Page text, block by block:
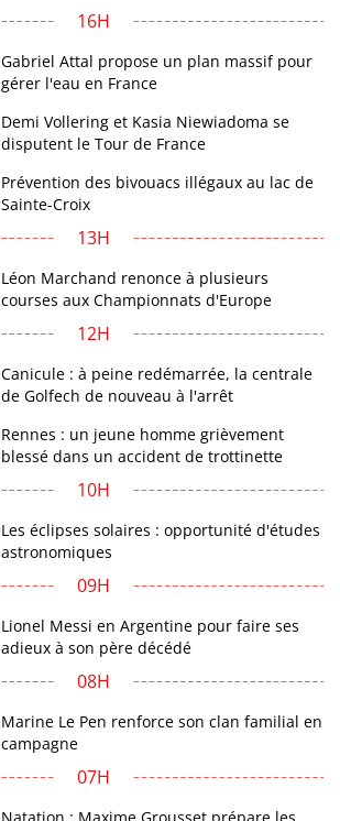
16H
Gabriel Attal propose un plan massif pour
gérer l'eau en France
Demi Vollering et Kasia Niewiadoma se
disputent le Tour de France
Prévention des bivouacs illégaux au lac de
Sainte-Croix
13H
Léon Marchand renonce à plusieurs
courses aux Championnats d'Europe
12H
Canicule : à peine redémarrée, la centrale
de Golfech de nouveau à l'arrêt
Rennes : un jeune homme grièvement
blessé dans un accident de trottinette
10H
Les éclipses solaires : opportunité d'études
astronomiques
09H
Lionel Messi en Argentine pour faire ses
adieux à son père décédé
08H
Marine Le Pen renforce son clan familial en
campagne
07H